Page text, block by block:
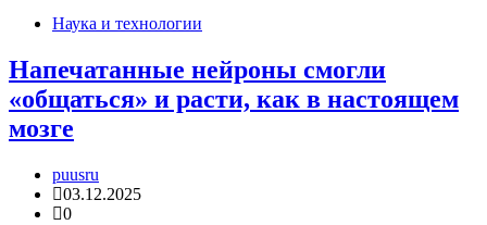
Наука и технологии
Напечатанные нейроны смогли
«общаться» и расти, как в настоящем
мозге
puusru
03.12.2025
0